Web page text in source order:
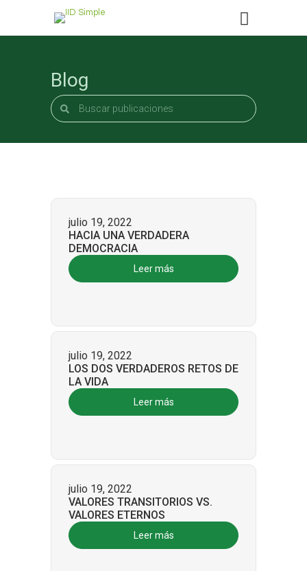
Blog
julio 19, 2022
HACIA UNA VERDADERA
DEMOCRACIA
Leer más
julio 19, 2022
LOS DOS VERDADEROS RETOS DE
LA VIDA
Leer más
julio 19, 2022
VALORES TRANSITORIOS VS.
VALORES ETERNOS
Leer más